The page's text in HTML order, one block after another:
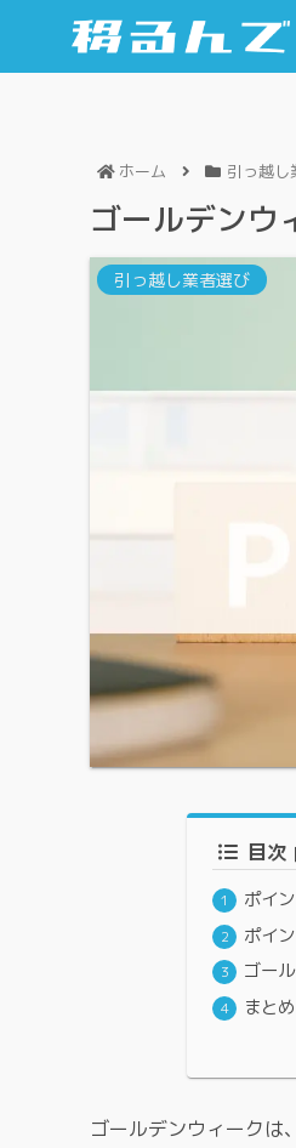
ホーム 引っ越し
ゴールデンウ
引っ越し業者選び
目次
ポイ
ポイ
ゴー
まとめ
ゴールデンウィークは